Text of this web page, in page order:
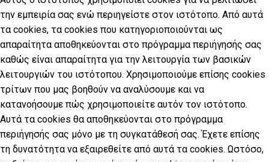
την εμπειρία σας ενώ περιηγείστε στον ιστότοπο. Από αυτά
τα cookies, τα cookies που κατηγοριοποιούνται ως
απαραίτητα αποθηκεύονται στο πρόγραμμα περιήγησής σας
καθώς είναι απαραίτητα για την λειτουργία των βασικών
λειτουργιών του ιστότοπου. Χρησιμοποιούμε επίσης cookies
τρίτων που μας βοηθούν να αναλύσουμε και να
κατανοήσουμε πώς χρησιμοποιείτε αυτόν τον ιστότοπο.
Αυτά τα cookies θα αποθηκεύονται στο πρόγραμμα
περιήγησής σας μόνο με τη συγκατάθεσή σας. Έχετε επίσης
τη δυνατότητα να εξαιρεθείτε από αυτά τα cookies. Ωστόσο,